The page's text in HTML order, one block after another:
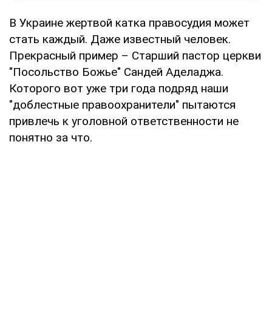
В Украине жертвой катка правосудия может
стать каждый. Даже известный человек.
Прекрасный пример – Старший пастор церкви
"Посольство Божье" Сандей Аделаджа.
Которого вот уже три года подряд наши
"доблестные правоохранители" пытаются
привлечь к уголовной ответственности не
понятно за что.